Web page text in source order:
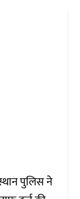
पुलिस ने